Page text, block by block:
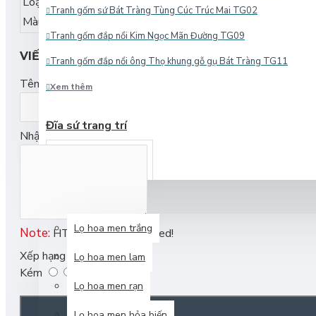
Điếu cày giá rẻ bọc giả mây DC11
Điếu cày mini biến hình 25cm DC10C
Điếu cày mini biến hình DC10
Tranh gốm sứ Bát Tràng Tùng Cúc Trúc Mai TG02
Tranh gốm đắp nổi Kim Ngọc Mãn Đường TG09
Tranh gốm đắp nổi ông Thọ khung gỗ gụ Bát Tràng TG11
Xem thêm
Đĩa sứ trang trí
Đĩa gốm Bát Tràng hình Hồ Gươm D29 - Quà lưu niệm Hà Nội
Đĩa gốm Bát Tràng hình Khuê Văn Các D28 - Quà lưu niệm Hà
Lọ hoa men trắng
Lọ hoa men lam
Lọ hoa men rạn
Màu sắc
VIẾT NHẬN XÉT
Tên bạn
Nhận xét của bạn
Note: HTML is not translated!
Xếp hạng
Kém